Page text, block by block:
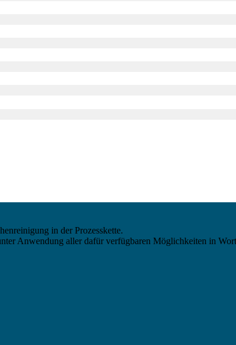
in der Prozesskette.
Anwendung aller dafür verfügbaren Möglichkeiten in